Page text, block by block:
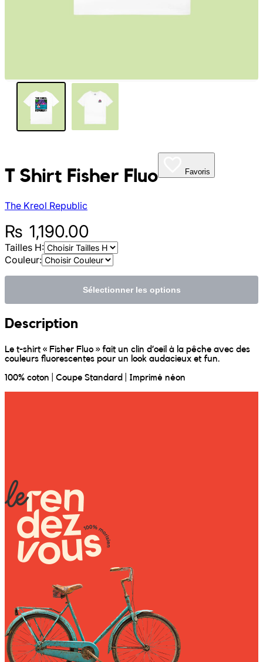
T Shirt Fisher Fluo
The Kreol Republic
Favoris
₨ 1,190.00
Tailles H:
Couleur:
Sélectionner les options
Description
Le t-shirt « Fisher Fluo » fait un clin d’oeil à la pêche avec des
couleurs fluorescentes pour un look audacieux et fun.
100% coton | Coupe Standard | Imprimé néon
Oopsie Daisy
Pigment It Pottery
Sesame Moris
The Kreol Republic
The Little Big People
Vizavi
Wally Plush Toys
Zimaz Kreol
ZOLA by Estelle
Les Inédites